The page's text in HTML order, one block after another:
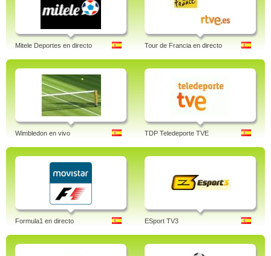
Mitele Deportes en directo Tour de Francia en directo
Wimbledon en vivo TDP Teledeporte TVE
Formula1 en directo ESport TV3